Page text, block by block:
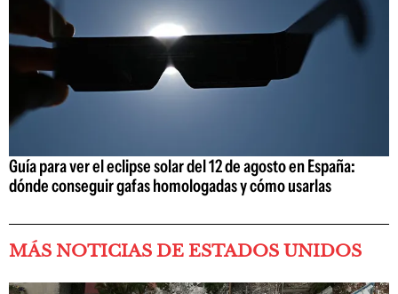
Guía para ver el eclipse solar del 12 de agosto en España:
dónde conseguir gafas homologadas y cómo usarlas
MÁS NOTICIAS DE ESTADOS UNIDOS